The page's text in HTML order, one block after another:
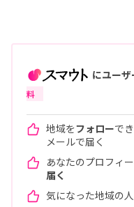
にユーザ
料
地域をフォローで
メールで届く
あなたのプロフィ
届く
気になった地域の